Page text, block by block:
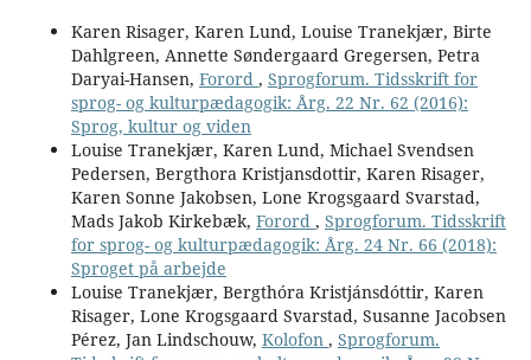
Karen Risager, Karen Lund, Louise Tranekjær, Birte
Dahlgreen, Annette Søndergaard Gregersen, Petra
Daryai-Hansen, Forord , Sprogforum. Tidsskrift for
sprog- og kulturpædagogik: Årg. 22 Nr. 62 (2016):
Sprog, kultur og viden
Louise Tranekjær, Karen Lund, Michael Svendsen
Pedersen, Bergthora Kristjansdottir, Karen Risager,
Karen Sonne Jakobsen, Lone Krogsgaard Svarstad,
Mads Jakob Kirkebæk, Forord , Sprogforum. Tidsskrift
for sprog- og kulturpædagogik: Årg. 24 Nr. 66 (2018):
Sproget på arbejde
Louise Tranekjær, Bergthóra Kristjánsdóttir, Karen
Risager, Lone Krogsgaard Svarstad, Susanne Jacobsen
Pérez, Jan Lindschouw, Kolofon , Sprogforum.